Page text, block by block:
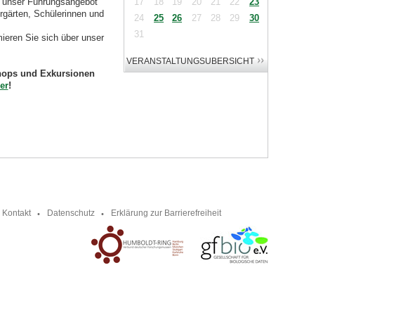
Schülerinnen und
Sie sich über unser
und Exkursionen
!
24
25 26 27 28 29
30
31
Kontakt Datenschutz Erklärung zur Barrierefreiheit